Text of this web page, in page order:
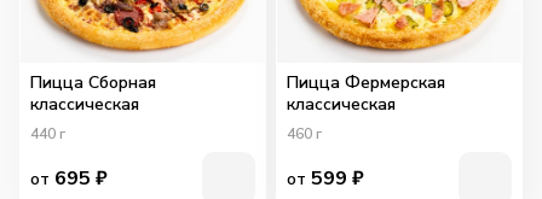
Пицца Сборная
классическая
440 г
от 695 ₽
Пицца Фермерская
классическая
460 г
от 599 ₽